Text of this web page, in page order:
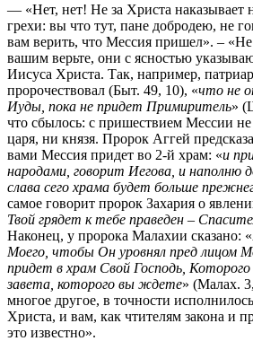
— «Нет, нет! Не за Христа наказывает
грехи: вы что тут, пане добродею, не
вам верить, что Мессия пришел». –
вашим верьте, они с ясностью
Иисуса Христа. Так, например,
пророчествовал (Быт. 49, 10), «что не
Иуды, пока не придет Примиритель»
что сбылось: с пришествием Мессии не
царя, ни князя. Пророк Аггей
вами Мессия придет во 2-й храм: «и
народами, говорит Иегова, и наполню
слава сего храма будет больше
самое говорит пророк Захария о
Твой грядет к тебе праведен –
Наконец, у пророка Малахии сказано: «
Моего, чтобы Он уровнял пред лицом
придет в храм Свой Господь,
завета, которого вы ждете» (Малах.
многое другое, в точности
Христа, и вам, как чтителям закона и
это известно».